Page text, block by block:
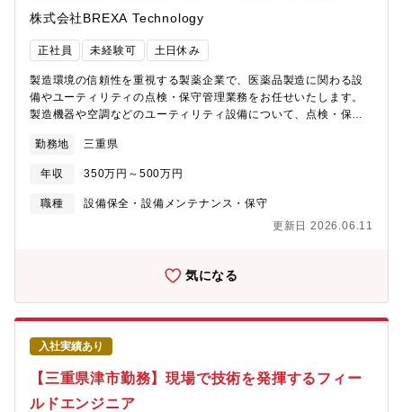
株式会社BREXA Technology
正社員 未経験可 土日休み
製造環境の信頼性を重視する製薬企業で、医薬品製造に関わる設
備やユーティリティの点検・保守管理業務をお任せいたします。
製造機器や空調などのユーティリティ設備について、点検・保
当します。【業務内容】①製造機器・ユーティリティ設備の定期
点検・保守製造設備や空調などが常に正常に稼働するよう、定期
的な確認を行います。②設備故障時のトラブル対応および修理手
配異常が発生した際に原因を把握し、迅速に修理や対応を進めま
耗品を管理・交換します。④外部工事業者の選定・作業指示・進
す。⑤設備改修・更新工事の計画および調整老朽化や改善が必要
な設備について、更新・改修の計画を立てます。⑥安全基準・
GMPに準拠した設備管理と記録作成医薬品業界のルールに基づ
き、安全で適正な設備管理と文書作成を行います。
勤務地 三重県
年収 350万円～500万円
職種
設備保全・設備メンテナンス・保守
更新日 2026.06.11
気になる
入社実績あり
【三重県津市勤務】現場で技術を発揮するフィー
ルドエンジニア